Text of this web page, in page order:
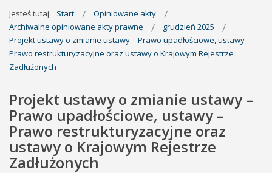
Jesteś tutaj: Start
Opiniowane akty
Archiwalne opiniowane akty prawne
grudzień 2025
Projekt ustawy o zmianie ustawy – Prawo upadłościowe, ustawy –
Prawo restrukturyzacyjne oraz ustawy o Krajowym Rejestrze
Zadłużonych
Projekt ustawy o zmianie ustawy –
Prawo upadłościowe, ustawy –
Prawo restrukturyzacyjne oraz
ustawy o Krajowym Rejestrze
Zadłużonych